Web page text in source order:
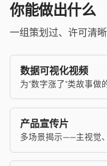
你能做出什么
一组策划过、许可清
数据可视化视频
为"数字涨了"类故事做
产品宣传片
多场景揭示——主视觉